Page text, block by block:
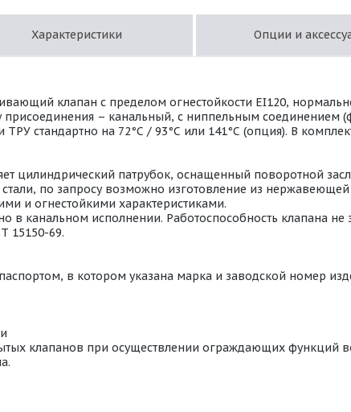
Характеристики Опции и
клапан с пределом огнестойкости EI120,
присоединения – канальный, с ниппельным соединением
стандартно на 72°С / 93°С или 141°С (опция). В
цилиндрический патрубок, оснащенный поворотной
по запросу возможно изготовление из нержавеющей
и огнестойкими характеристиками.
в канальном исполнении. Работоспособность клапана не
15150-69.
в котором указана марка и заводской номер
клапанов при осуществлении ограждающих функций